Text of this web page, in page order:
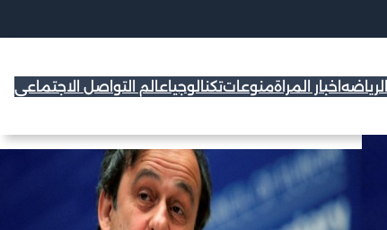
الرياضه اخبار المراةمنوعاتتكنالوجياعالم التواصل الاجتماعي